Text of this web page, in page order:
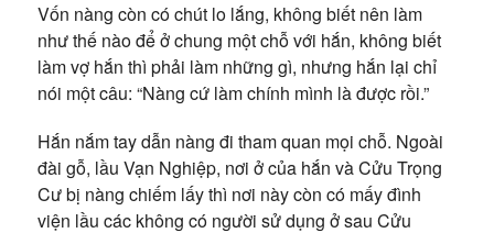
Vốn nàng còn có chút lo lắng, không biết nên làm
như thế nào để ở chung một chỗ với hắn, không biết
làm vợ hắn thì phải làm những gì, nhưng hắn lại chỉ
nói một câu: “Nàng cứ làm chính mình là được rồi.”
Hắn nắm tay dẫn nàng đi tham quan mọi chỗ. Ngoài
đài gỗ, lầu Vạn Nghiệp, nơi ở của hắn và Cửu Trọng
Cư bị nàng chiếm lấy thì nơi này còn có mấy đình
viện lầu các không có người sử dụng ở sau Cửu